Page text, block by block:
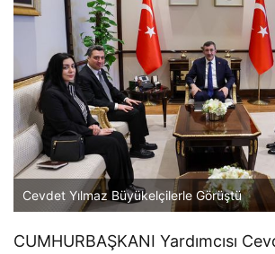
Cevdet Yılmaz Büyükelçilerle Görüştü
CUMHURBAŞKANI Yardımcısı